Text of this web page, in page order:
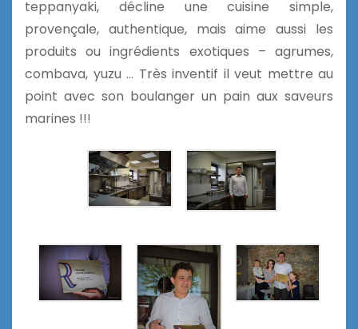
teppanyaki, décline une cuisine simple,
provençale, authentique, mais aime aussi les
produits ou ingrédients exotiques – agrumes,
combava, yuzu … Très inventif il veut mettre au
point avec son boulanger un pain aux saveurs
marines !!!